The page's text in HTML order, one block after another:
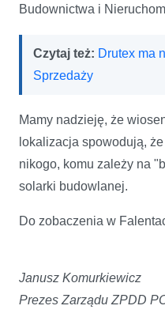
Budownictwa i
Czytaj też: Drutex ma
Sprzedaży
Mamy nadzieję, że
lokalizacja spowodują,
nikogo, komu zależy na
solarki budowlanej.
Do zobaczenia w
Janusz Komurkiewicz
Prezes Zarządu ZPDD